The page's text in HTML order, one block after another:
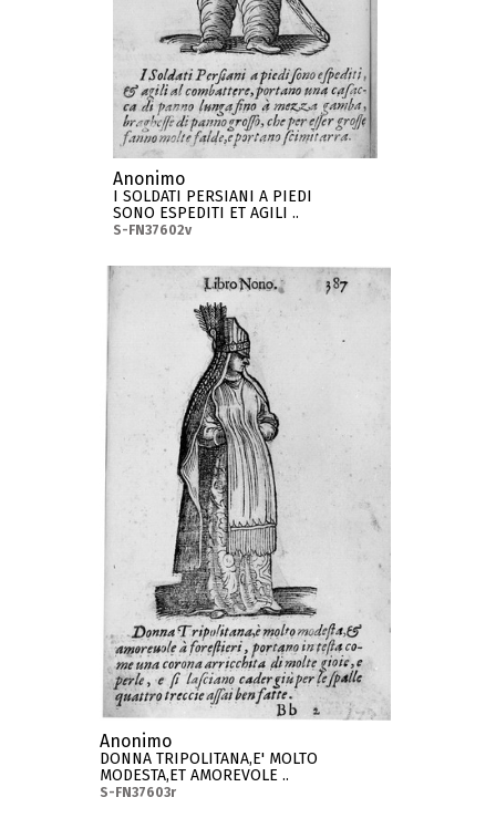
Anonimo
I SOLDATI PERSIANI A PIEDI
SONO ESPEDITI ET AGILI ..
S-FN37602v
Anonimo
DONNA TRIPOLITANA,E' MOLTO
MODESTA,ET AMOREVOLE ..
S-FN37603r